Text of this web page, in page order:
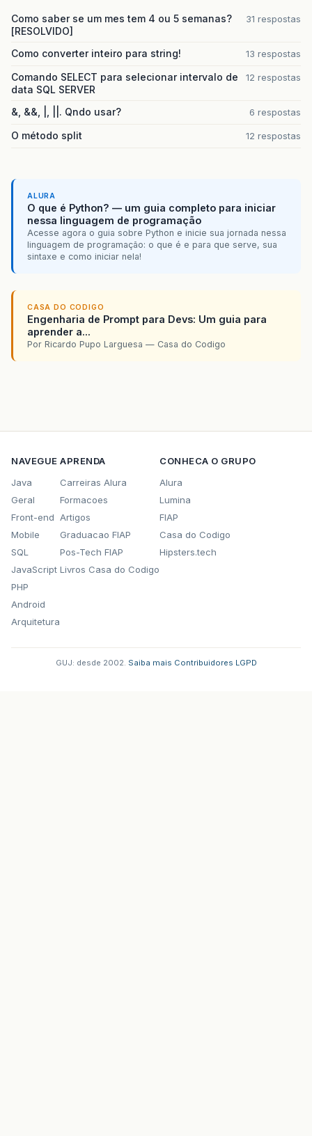
Como saber se um mes tem 4 ou 5 semanas?
[RESOLVIDO]
31 respostas
Como converter inteiro para string! 13 respostas
Comando SELECT para selecionar intervalo de
data SQL SERVER
12 respostas
&, &&, |, ||. Qndo usar? 6 respostas
O método split 12 respostas
ALURA
O que é Python? — um guia completo para iniciar
nessa linguagem de programação
Acesse agora o guia sobre Python e inicie sua jornada nessa
linguagem de programação: o que é e para que serve, sua
sintaxe e como iniciar nela!
CASA DO CODIGO
Engenharia de Prompt para Devs: Um guia para
aprender a...
Por Ricardo Pupo Larguesa — Casa do Codigo
NAVEGUE
Java
Geral
Front-end
Mobile
SQL
JavaScript
PHP
Android
Arquitetura
APRENDA
Carreiras Alura
Formacoes
Artigos
Graduacao FIAP
Pos-Tech FIAP
Livros Casa do Codigo
CONHECA O GRUPO
Alura
Lumina
FIAP
Casa do Codigo
Hipsters.tech
GUJ: desde 2002. Saiba mais Contribuidores LGPD